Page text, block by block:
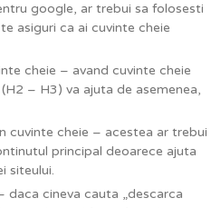
google, ar trebui sa folosesti
asiguri ca ai cuvinte cheie
cheie – avand cuvinte cheie
– H3) va ajuta de asemenea,
cuvinte cheie – acestea ar trebui
principal deoarece ajuta
siteului.
daca cineva cauta „descarca